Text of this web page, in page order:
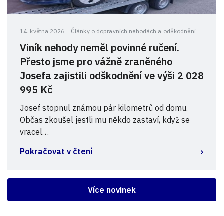
14. května 2026 Články o dopravních nehodách a odškodnění
Viník nehody neměl povinné ručení.
Přesto jsme pro vážně zraněného
Josefa zajistili odškodnění ve výši 2 028
995 Kč
Josef stopnul známou pár kilometrů od domu.
Občas zkoušel jestli mu někdo zastaví, když se
vracel…
Pokračovat v čtení
Více novinek